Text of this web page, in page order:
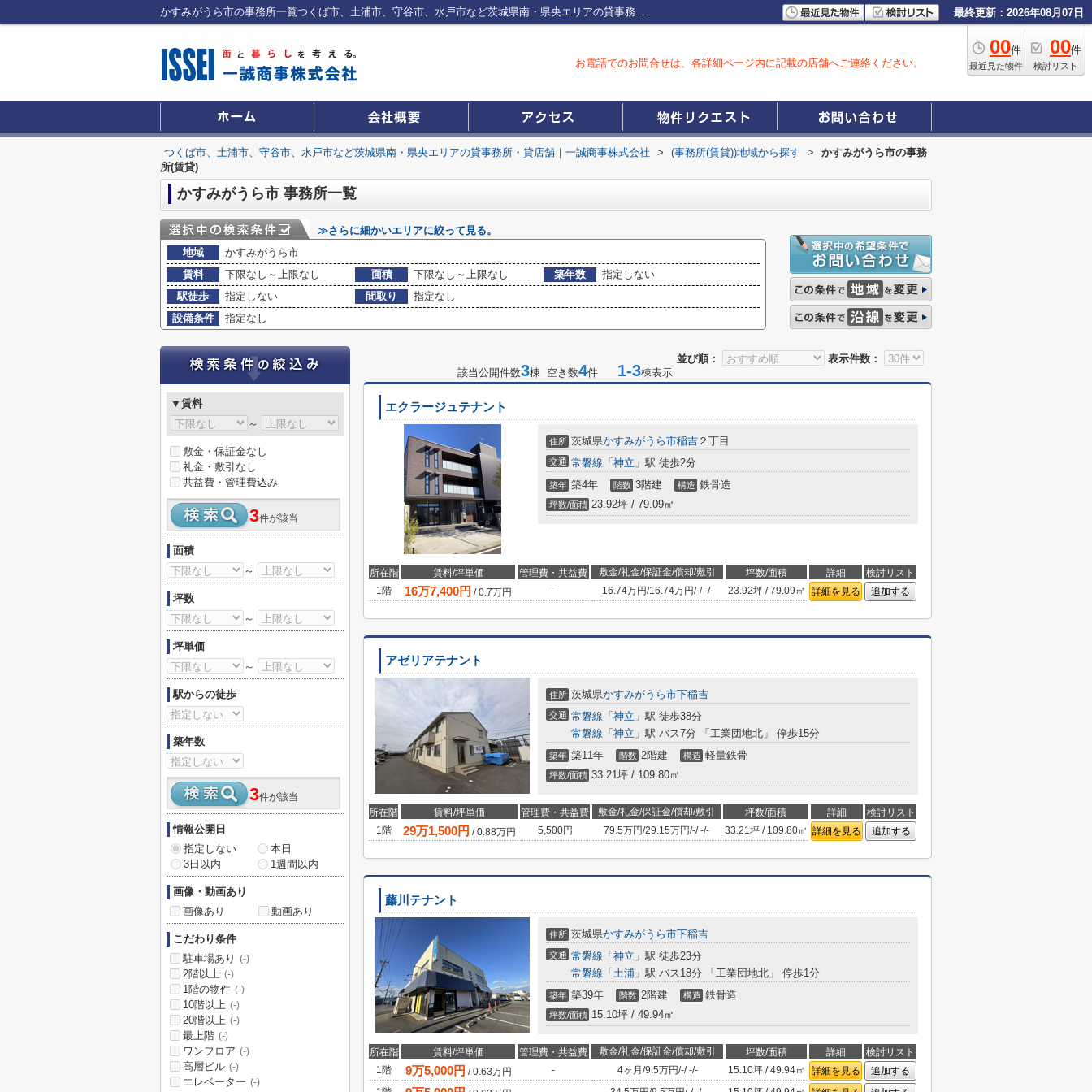
かすみがうら市の事務所一覧つくば市、土浦市、守谷市、水戸市など茨城県南・県央エリアの貸事務所・貸店舗｜一誠商事株式会社 最終更新：2026年08月07日
00件
最近見た物件
00件
検討リスト
お電話でのお問合せは、各詳細ページ内に記載の店舗へご連絡ください。
つくば市、土浦市、守谷市、水戸市など茨城県南・県央エリアの貸事務所・貸店舗｜一誠商事株式会社 > (事務所(賃貸))地域から探す >
かすみがうら市の事務
所(賃貸)
かすみがうら市 事務所一覧
≫さらに細かいエリアに絞って見る。
地域
かすみがうら市
賃料
下限なし～上限なし 面積 下限なし～上限なし 築年数
指定しない
駅徒歩
指定しない 間取り
指定なし
設備条件
指定なし
並び順：
表示件数：
該当公開件数3棟 空き数4件 1-3棟表示
エクラージュテナント
住所 茨城県かすみがうら市稲吉 ２丁目
交通 常磐線 「 神立 」駅 徒歩2分
築年 築4年 階数 3階建 構造 鉄骨造
坪数/面積 23.92坪 / 79.09㎡
所在階 賃料/坪単価 管理費・共益費 敷金/礼金/保証金/償却/敷引 坪数/面積 詳細
検討リスト
1階
16万7,400円 /0.7万円 - 16.74万円/16.74万円/-/-/- 23.92坪 / 79.09㎡ 詳細を見る 追加する
アゼリアテナント
住所 茨城県かすみがうら市下稲吉
交通 常磐線 「 神立 」駅 徒歩38分
常磐線 「 神立 」駅 バス7分 「工業団地北」 停歩15分
築年 築11年 階数 2階建 構造 軽量鉄骨
坪数/面積 33.21坪 / 109.80㎡
所在階 賃料/坪単価 管理費・共益費 敷金/礼金/保証金/償却/敷引 坪数/面積 詳細
検討リスト
1階
29万1,500円 /0.88万円 5,500円 79.5万円/29.15万円/-/-/- 33.21坪 / 109.80㎡ 詳細を見る 追加する
藤川テナント
住所 茨城県かすみがうら市下稲吉
交通 常磐線 「 神立 」駅 徒歩23分
常磐線 「 土浦 」駅 バス18分 「工業団地北」 停歩1分
築年 築39年 階数 2階建 構造 鉄骨造
坪数/面積 15.10坪 / 49.94㎡
所在階 賃料/坪単価 管理費・共益費 敷金/礼金/保証金/償却/敷引 坪数/面積 詳細
検討リスト
1階
9万5,000円 /0.63万円 - 4ヶ月 /9.5万円/-/-/- 15.10坪 / 49.94㎡ 詳細を見る
追加する
▼賃料
～
敷金・保証金なし
礼金・敷引なし
共益費・管理費込み
3件が該当
面積
～
坪数
～
坪単価
～
駅からの徒歩
築年数
3件が該当
情報公開日
指定しない
本日
3日以内
1週間以内
画像・動画あり
画像あり
動画あり
こだわり条件
駐車場あり
(-)
2階以上 (-)
1階の物件 (-)
10階以上 (-)
20階以上 (-)
最上階 (-)
ワンフロア (-)
高層ビル (-)
エレベーター (-)